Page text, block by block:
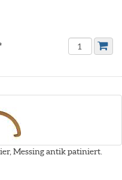
Messing antik patiniert.